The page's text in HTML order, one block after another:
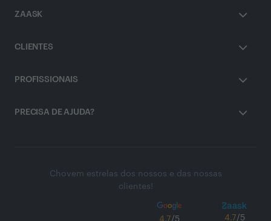
ZAASK
CLIENTES
PROFISSIONAIS
PRECISA DE AJUDA?
Chovem estrelas dos nossos e das nossas
clientes!
4.7/5